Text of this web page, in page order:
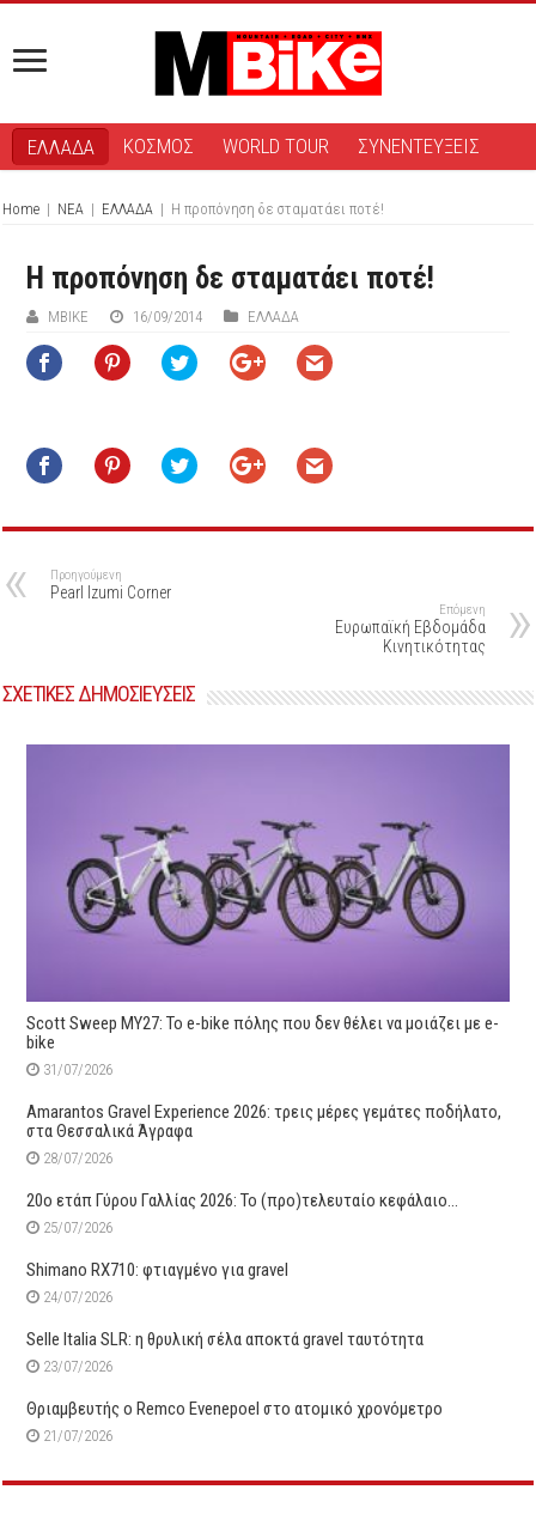
ΕΛΛΑΔΑ ΚΟΣΜΟΣ WORLD TOUR ΣΥΝΕΝΤΕΥΞΕΙΣ
Home | ΝΕΑ | ΕΛΛΑΔΑ | Η προπόνηση δε σταματάει ποτέ!
Η προπόνηση δε σταματάει ποτέ!
ΜΒIKE 16/09/2014 ΕΛΛΑΔΑ
Προηγούμενη
Pearl Izumi Corner
Επόμενη
Ευρωπαϊκή Εβδομάδα
Κινητικότητας
ΣΧΕΤΙΚΕΣ ΔΗΜΟΣΙΕΥΣΕΙΣ
Scott Sweep MY27: Το e-bike πόλης που δεν θέλει να μοιάζει με e-
bike
31/07/2026
Amarantos Gravel Experience 2026: τρεις μέρες γεμάτες ποδήλατο,
στα Θεσσαλικά Άγραφα
28/07/2026
20ο ετάπ Γύρου Γαλλίας 2026: Το (προ)τελευταίο κεφάλαιο…
25/07/2026
Shimano RX710: φτιαγμένο για gravel
24/07/2026
Selle Italia SLR: η θρυλική σέλα αποκτά gravel ταυτότητα
23/07/2026
Θριαμβευτής ο Remco Evenepoel στο ατομικό χρονόμετρο
21/07/2026